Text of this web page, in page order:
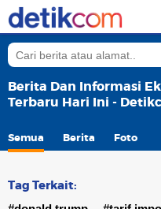
Berita Dan Informasi
Terbaru Hari Ini -
Semua Berita Foto
Tag Terkait: